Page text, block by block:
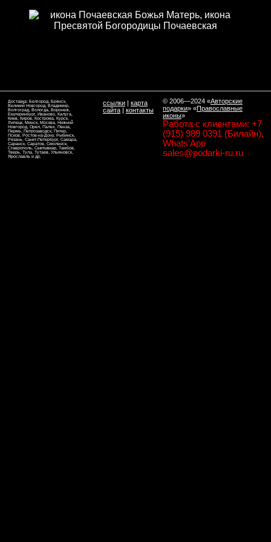
Доставка: Белгород, Брянск,
Великий Новгород, Владимир,
Волгоград, Вологда, Воронеж,
Екатеринбург, Иваново, Калуга,
Киев, Киров, Кострома, Курск,
Липецк, Минск, Москва, Нижний
Новгород, Орел, Палех, Пенза,
Пермь, Петрозаводск, Питер,
Псков, Ростов-на-Дону, Рыбинск,
Рязань, Санкт-Петербург, Самара,
Саранск, Саратов, Смоленск,
Ставрополь, Сыктывкар, Тамбов,
Тверь, Тула, Тутаев, Ульяновск,
Ярославль и др.
ссылки | карта
сайта | контакты
© 2006—2024 «Авторские
подарки» «Православные
иконы»
Работа с клиентами: +7
(915) 989 0391 (Билайн),
Whats'App
sales@podarki-ru.ru